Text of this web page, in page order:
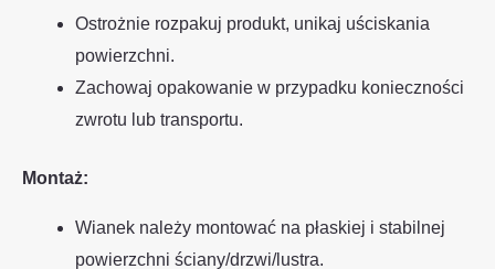
Ostrożnie rozpakuj produkt, unikaj uściskania
powierzchni.
Zachowaj opakowanie w przypadku konieczności
zwrotu lub transportu.
Montaż:
Wianek należy montować na płaskiej i stabilnej
powierzchni ściany/drzwi/lustra.